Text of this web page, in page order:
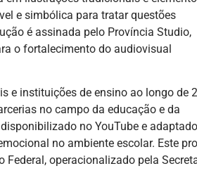
e simbólica para tratar questões
é assinada pelo Província Studio,
o fortalecimento do audiovisual
e instituições de ensino ao longo de
no campo da educação e da
no YouTube e adaptado
no ambiente escolar. Este
Federal, operacionalizado pela